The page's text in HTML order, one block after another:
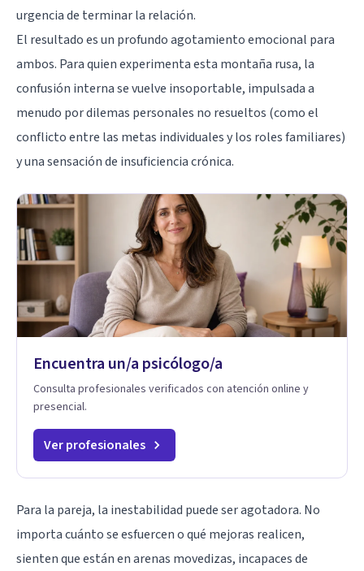
urgencia de terminar la relación.
El resultado es un profundo agotamiento emocional para
ambos. Para quien experimenta esta montaña rusa, la
confusión interna se vuelve insoportable, impulsada a
menudo por dilemas personales no resueltos (como el
conflictoentre las metas individuales y los roles familiares)
y una sensación de insuficiencia crónica.
Encuentra un/a psicólogo/a
Consulta profesionales verificados con atención online y
presencial.
Ver profesionales
Para la pareja, la inestabilidad puede ser agotadora. No
importa cuánto se esfuercen o qué mejoras realicen,
sienten que están en arenas movedizas, incapaces de